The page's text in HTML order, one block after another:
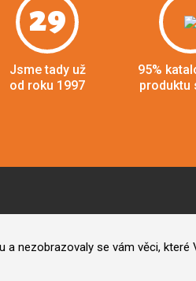
29
Jsme tady už
od roku 1997
95%
produktu
nezobrazovaly se vám věci,